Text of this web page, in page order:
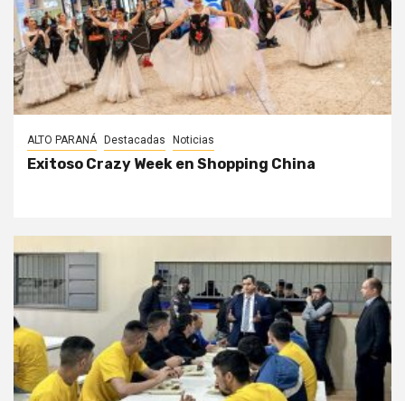
ALTO PARANÁ Destacadas Noticias
Exitoso Crazy Week en Shopping China